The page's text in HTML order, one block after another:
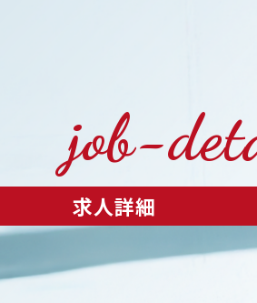
job-
求人詳細